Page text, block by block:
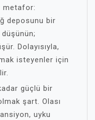
metafor:
deposunu bir
düşünün;
Dolayısıyla,
isteyenler için
güçlü bir
şart. Olası
uyku